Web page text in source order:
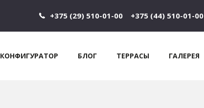
+375 (29) 510-01-00 +375 (44) 510-01-00
КОНФИГУРАТОР БЛОГ ТЕРРАСЫ ГАЛЕРЕЯ